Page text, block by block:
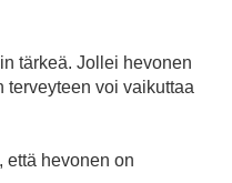
tärkeä. Jollei hevonen
terveyteen voi vaikuttaa
että hevonen on